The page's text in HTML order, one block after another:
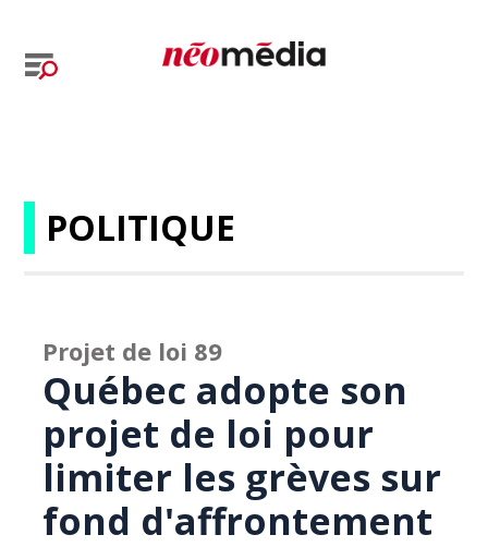
POLITIQUE
Projet de loi 89
Québec adopte son
projet de loi pour
limiter les grèves sur
fond d'affrontement